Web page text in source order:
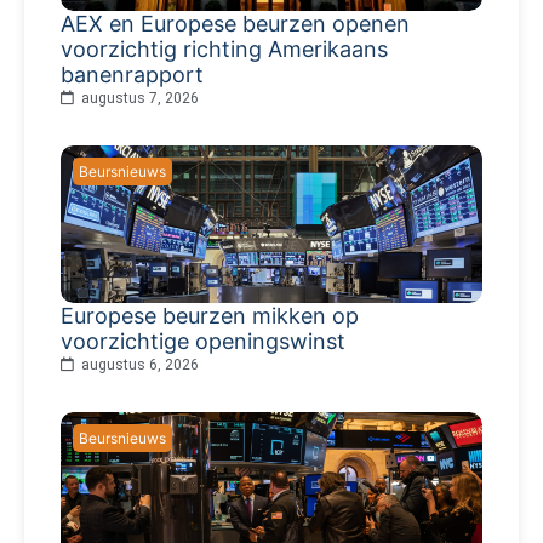
AEX en Europese beurzen openen
voorzichtig richting Amerikaans
banenrapport
augustus 7, 2026
Beursnieuws
Europese beurzen mikken op
voorzichtige openingswinst
augustus 6, 2026
Beursnieuws